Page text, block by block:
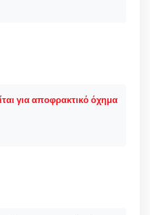
για αποφρακτικό όχημα